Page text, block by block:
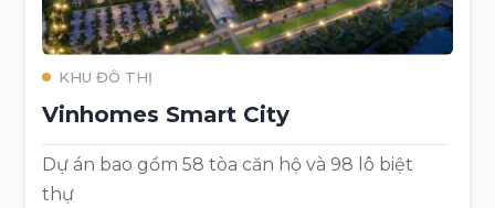
KHU ĐÔ THỊ
Vinhomes Smart City
Dự án bao gồm 58 tòa căn hộ và 98 lô biệt
thự